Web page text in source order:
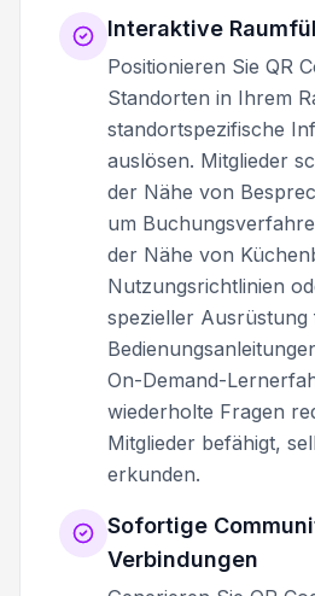
Interaktive
Positionieren Sie QR
Standorten in Ihrem
standortspezifische
auslösen. Mitglieder
der Nähe von
um
der Nähe von
Nutzungsrichtlinien
spezieller
On-Demand-
wiederholte Fragen
Mitglieder befähigt,
erkunden.
Sofortige
Verbindungen